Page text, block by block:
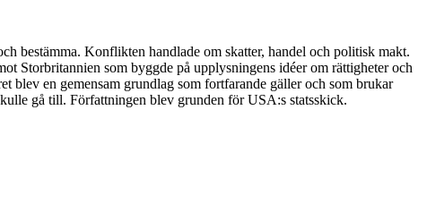
bestämma. Konflikten handlade om skatter, handel och politisk makt.
Storbritannien som byggde på upplysningens idéer om rättigheter och
blev en gemensam grundlag som fortfarande gäller och som brukar
gå till. Författningen blev grunden för USA:s statsskick.